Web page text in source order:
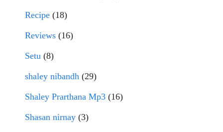
Recipe (18)
Reviews (16)
Setu (8)
shaley nibandh (29)
Shaley Prarthana Mp3 (16)
Shasan nirnay (3)